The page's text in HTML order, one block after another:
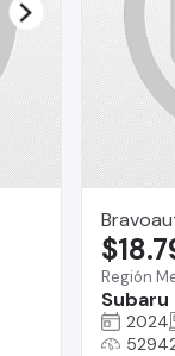
Región
2024